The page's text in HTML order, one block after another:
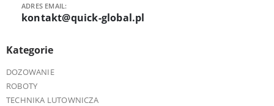
ADRES EMAIL:
kontakt@quick-global.pl
Kategorie
DOZOWANIE
ROBOTY
TECHNIKA LUTOWNICZA